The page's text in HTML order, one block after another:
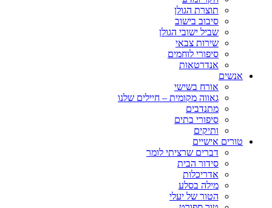
תוצרת הגולן
סיבוב בישוב
שביל ישובי הגולן
שירות צבאי
סיפורי לוחמים
אנדרטאות
אנשים
אורח בשישי
גאווה מקומית – חיילים שלנו
מתנדבים
סיפורי בתים
ותיקים
טורים אישיים
דברים שרציתי לומר
סידור הבית
אדריכלות
מילה בסלע
הטור של יעלי